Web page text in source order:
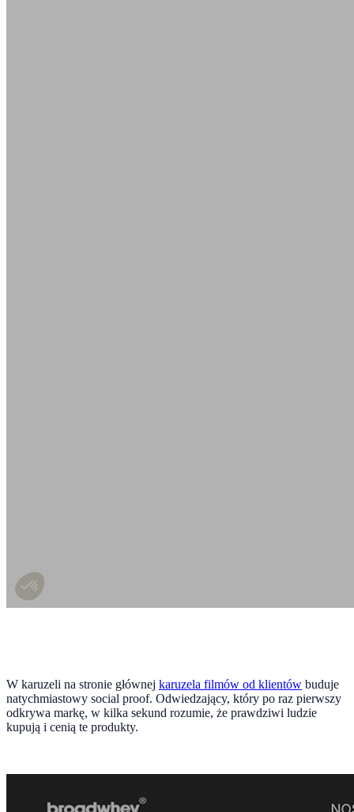
W karuzeli na stronie głównej karuzela filmów od klientów buduje
natychmiastowy social proof. Odwiedzający, który po raz pierwszy
odkrywa markę, w kilka sekund rozumie, że prawdziwi ludzie
kupują i cenią te produkty.